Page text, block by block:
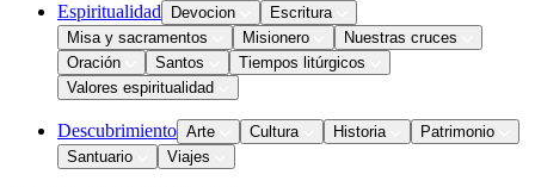
Espiritualidad Devocion
Escritura
Misa y sacramentos
Misionero
Nuestras cruces
Oración
Santos
Tiempos litúrgicos
Valores espiritualidad
Descubrimiento Arte Cultura Historia
Patrimonio
Santuario
Viajes